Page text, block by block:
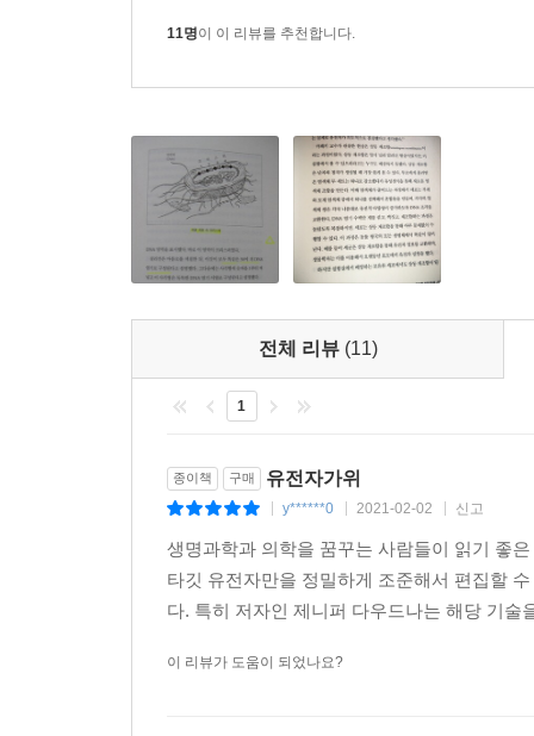
했다. 지금은 아니지만, 그때는 우리의 연구 결과
276쪽 나는 한발 앞서 움직여서 내가 탄생에 이
처럼 현실이 되어버린 후가 아니라 대재앙이 일
요한 생명공학 기술의 역사적 순간, 경고의 목소
게 미칠 특별한 영향력은 공개되었고, 나는 모두
지 않아도 될 영향력은 무엇인지, 생식세포 편집
으로 토론이 이루어지는 과정이 시작되어 기뻤지
315쪽 사회경제적 측면과 유전적 측면 ‘모두’에
을 누리는 미래를 마음속에 그려보라. SF에나 등
325쪽 자신의 유전적 미래를 통제할 힘은 경이
관한 대중의 정보 부족으로 크리스퍼를 더 안전
합리적인 대책을 마련할 수 있게 되기를 기대한
단순하게 논의를 틀어막을 때의 비윤리와 어리석
한국어판 특별 추천 서문 수록
“몇 년 전만 해도 크리스퍼 또는 유전자가위는
생물학자들에게도 생소했다. 하지만 이제 누구
도구가 인류에게 가져올 혜택과 변화, 윤리적 함
탁월한 여성 과학자의 연구 성장기
옮긴이는 이렇게 봤다
“생물 기전에 대해 세세하면서도 적당히 가지
11명이 이 리뷰를 추천합니다.
전체 리뷰 (11)
1
종이책 구매 유전자가위
y******0 2021-02-02 신고
생명과학과 의학을 꿈꾸는 사람들이 읽기 좋
타깃 유전자만을 정밀하게 조준해서 편집할
다. 특히 저자인 제니퍼 다우드나는 해당 기
이 리뷰가 도움이 되었나요?